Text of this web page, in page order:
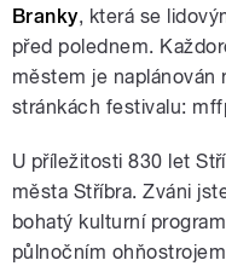
Branky, která se
před polednem.
městem je naplánován
stránkách festivalu:
U příležitosti 830 let
města Stříbra. Zváni
bohatý kulturní
půlnočním